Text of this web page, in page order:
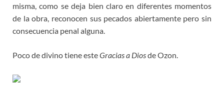
misma, como se deja bien claro en diferentes momentos
de la obra, reconocen sus pecados abiertamente pero sin
consecuencia penal alguna.
Poco de divino tiene esteGracias a Diosde Ozon.